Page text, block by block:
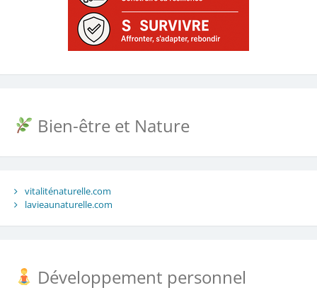
Bien-être et Nature
vitaliténaturelle.com
lavieaunaturelle.com
Développement personnel